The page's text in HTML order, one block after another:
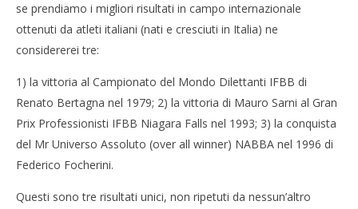
se prendiamo i migliori risultati in campo internazionale
ottenuti da atleti italiani (nati e cresciuti in Italia) ne
considererei tre:
1) la vittoria al Campionato del Mondo Dilettanti IFBB di
Renato Bertagna nel 1979; 2) la vittoria di Mauro Sarni al Gran
Prix Professionisti IFBB Niagara Falls nel 1993; 3) la conquista
del Mr Universo Assoluto (over all winner) NABBA nel 1996 di
Federico Focherini.
Questi sono tre risultati unici, non ripetuti da nessun’altro